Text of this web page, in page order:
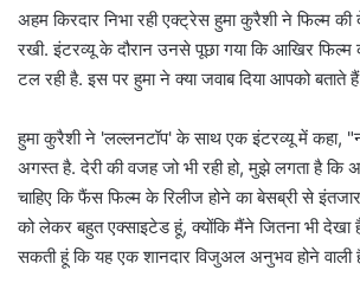
अहम किरदार निभा रही एक्ट्रेस हुमा कुरैशी ने फिल्म
रखी. इंटरव्यू के दौरान उनसे पूछा गया कि आखिर फिल्म
टल रही है. इस पर हुमा ने क्या जवाब दिया आपको बताते
हुमा कुरैशी ने 'लल्लनटॉप' के साथ एक इंटरव्यू में कहा,
अगस्त है. देरी की वजह जो भी रही हो, मुझे लगता है कि
चाहिए कि फैंस फिल्म के रिलीज होने का बेसब्री से
को लेकर बहुत एक्साइटेड हूं, क्योंकि मैंने जितना भी
सकती हूं कि यह एक शानदार विजुअल अनुभव होने वाली